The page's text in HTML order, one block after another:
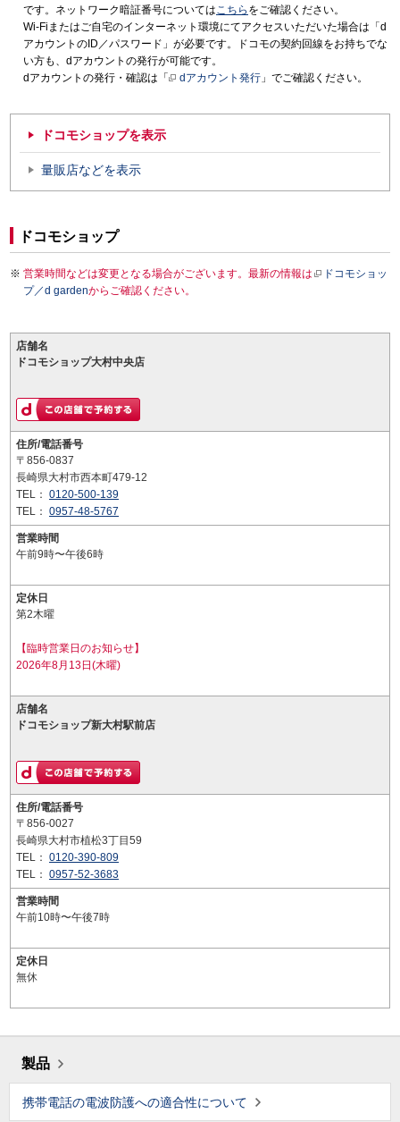
です。ネットワーク暗証番号についてはこちら をご確認ください。
Wi-Fiまたはご自宅のインターネット環境にてアクセスいただいた場合は「d
アカウントのID／パスワード」が必要です。ドコモの契約回線をお持ちでな
い方も、dアカウントの発行が可能です。
dアカウントの発行・確認は「
dアカウント発行 」でご確認ください。
ドコモショップを表示
量販店などを表示
ドコモショップ
営業時間などは変更となる場合がございます。最新の情報は
ドコモショッ
プ／d gardenからご確認ください。
店舗名
ドコモショップ大村中央店
住所/電話番号
〒856-0837
長崎県大村市西本町479-12
TEL： 0120-500-139
TEL： 0957-48-5767
営業時間
午前9時〜午後6時
定休日
第2木曜
【臨時営業日のお知らせ】
2026年8月13日(木曜)
店舗名
ドコモショップ新大村駅前店
住所/電話番号
〒856-0027
長崎県大村市植松3丁目59
TEL： 0120-390-809
TEL： 0957-52-3683
営業時間
午前10時〜午後7時
定休日
無休
製品
携帯電話の電波防護への適合性について